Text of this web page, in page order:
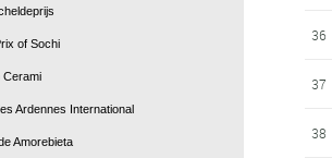
of Sochi
Cerami
Ardennes International
Amorebieta
36
37
38